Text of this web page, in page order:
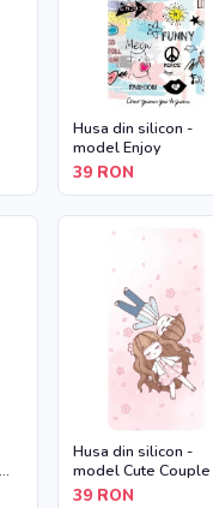
Husa din silicon -
model Enjoy
39 RON
Husa din silicon -
model Cute Couple
39 RON